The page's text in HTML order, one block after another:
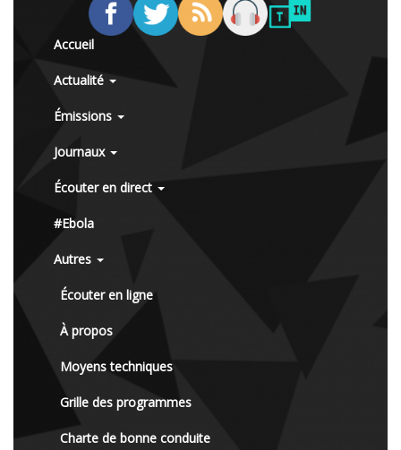
Accueil
Actualité
Émissions
Journaux
Écouter en direct
#Ebola
Autres
Écouter en ligne
À propos
Moyens techniques
Grille des programmes
Charte de bonne conduite